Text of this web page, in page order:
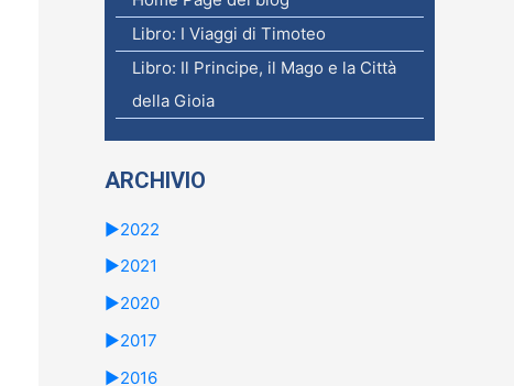
Libro: I Viaggi di Timoteo
Libro: Il Principe, il Mago e la Città
della Gioia
ARCHIVIO
►2022
►2021
►2020
►2017
►2016